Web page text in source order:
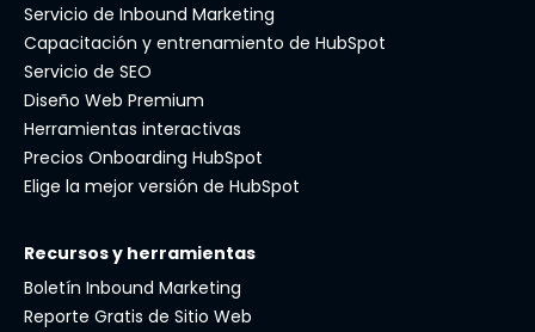
Servicio de Inbound Marketing
Capacitación y entrenamiento de HubSpot
Servicio de SEO
Diseño Web Premium
Herramientas interactivas
Precios Onboarding HubSpot
Elige la mejor versión de HubSpot
Recursos y herramientas
Boletín Inbound Marketing
Reporte Gratis de Sitio Web